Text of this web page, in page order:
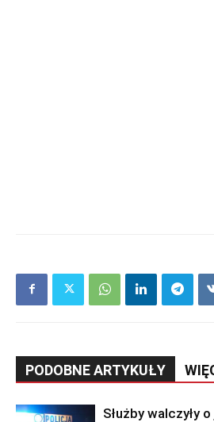
PODOBNE ARTYKUŁY
Służby walczyły